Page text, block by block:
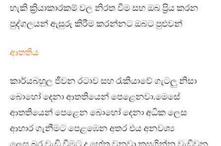
හැකි ක්‍රියාකාරකම් වල නිරත වීම සහ ඔබ ප්‍රිය කරන
පුද්ගලයන් ඇසුරු කිරීම කරන්නට ඔබට පුළුවන්
ආතතිය
කාර්යබහුල ජීවන රටාව සහ රැකියාවේ ගැටලු නිසා
බොහෝ දෙනා ආතතියෙන් පෙළෙනවා.මෙසේ
ආතතියෙන් පෙළෙන බොහෝ දෙනා අධික ලෙස
ආහාර ගැනීමට පෙළඹෙන අතර එය අනවශ්‍ය